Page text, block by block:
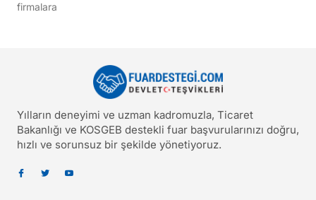
firmalara
Yılların deneyimi ve uzman kadromuzla, Ticaret
Bakanlığı ve KOSGEB destekli fuar başvurularınızı doğru,
hızlı ve sorunsuz bir şekilde yönetiyoruz.